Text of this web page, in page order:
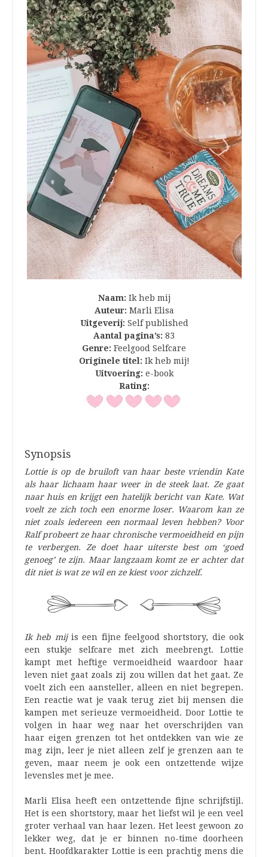
Naam: Ik heb mij
Auteur: Marli Elisa
Uitgeverij: Self published
Aantal pagina’s: 83
Genre: Feelgood Selfcare
Originele titel: Ik heb mij!
Uitvoering: e-book
Rating:
Synopsis
Lottie is op de bruiloft van haar beste vriendin Kate
als haar lichaam haar weer in de steek laat. Ze gaat
naar huis en krijgt een hatelijk bericht van Kate. Wat
voelt ze zich toch een enorme loser. Waarom kan ze
niet zoals iedereen een normaal leven hebben? Voor
Ralf probeert ze haar chronische vermoeidheid en pijn
te verbergen. Ze doet haar uiterste best om ‘goed
genoeg’ te zijn. Maar langzaam komt ze er achter dat
dit niet is wat ze wil en ze kiest voor zichzelf.
Ik heb mij is een fijne feelgood shortstory, die ook
een stukje selfcare met zich meebrengt. Lottie
kampt met heftige vermoeidheid waardoor haar
leven niet gaat zoals zij zou willen dat het gaat. Ze
voelt zich een aansteller, alleen en niet begrepen.
Een reactie wat je vaak terug ziet bij mensen die
kampen met serieuze vermoeidheid. Door Lottie te
volgen in haar weg naar het overschrijden van
haar eigen grenzen tot het ontdekken van wie ze
mag zijn, leer je niet alleen zelf je grenzen aan te
geven, maar neem je ook een ontzettende wijze
levensles met je mee.
Marli Elisa heeft een ontzettende fijne schrijfstijl.
Het is een shortstory, maar het liefst wil je een veel
groter verhaal van haar lezen. Het leest gewoon zo
lekker weg, dat je er binnen no-time doorheen
bent. Hoofdkarakter Lottie is een prachtig mens die